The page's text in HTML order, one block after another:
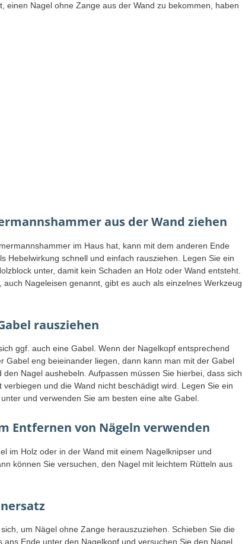
einen Nagel ohne Zange aus der Wand zu bekommen, haben
aus der Wand ziehen
im Haus hat, kann mit dem anderen Ende
Hebelwirkung schnell und einfach rausziehen. Legen Sie ein
unter, damit kein Schaden an Holz oder Wand entsteht.
auch Nageleisen genannt, gibt es auch als einzelnes Werkzeug
rausziehen
ggf. auch eine Gabel. Wenn der Nagelkopf entsprechend
Gabel eng beieinander liegen, dann kann man mit der Gabel
Nagel aushebeln. Aufpassen müssen Sie hierbei, dass sich
und die Wand nicht beschädigt wird. Legen Sie ein
und verwenden Sie am besten eine alte Gabel.
Entfernen von Nägeln verwenden
im Holz oder in der Wand mit einem Nagelknipser und
können Sie versuchen, den Nagel mit leichtem Rütteln aus
um Nägel ohne Zange herauszuziehen. Schieben Sie die
ans Ende unter den Nagelkopf und versuchen Sie den Nagel